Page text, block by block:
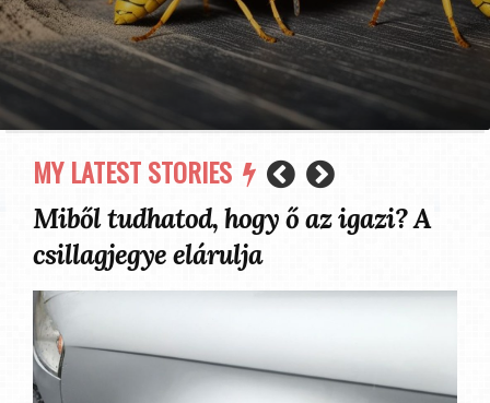
MY LATEST STORIES
Miből tudhatod, hogy ő az igazi? A
csillagjegye elárulja